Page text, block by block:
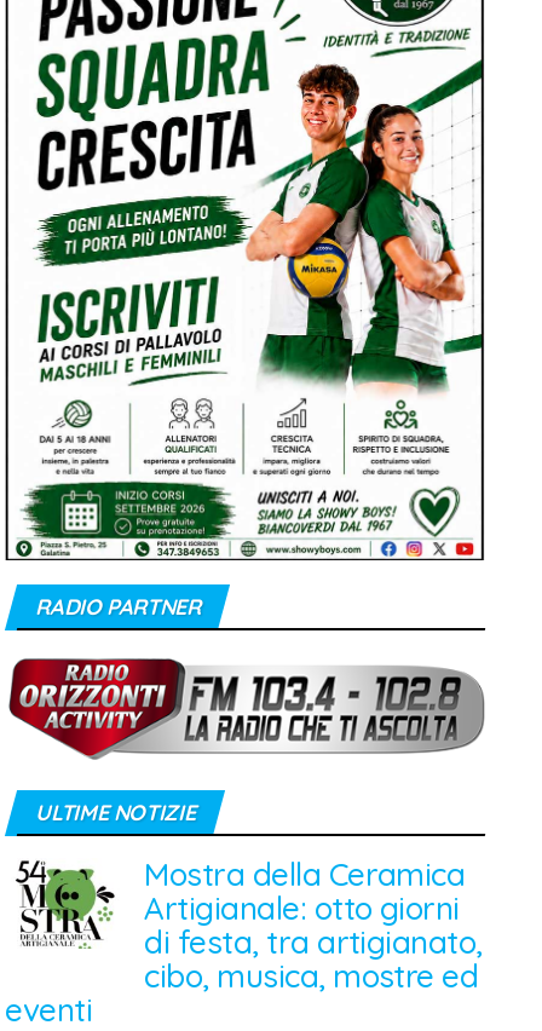
RADIO PARTNER
ULTIME NOTIZIE
Mostra della Ceramica
Artigianale: otto giorni
di festa, tra artigianato,
cibo, musica, mostre ed
eventi